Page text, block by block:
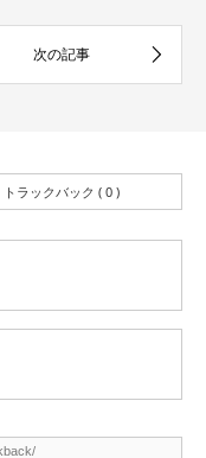
トラックバック ( 0 )